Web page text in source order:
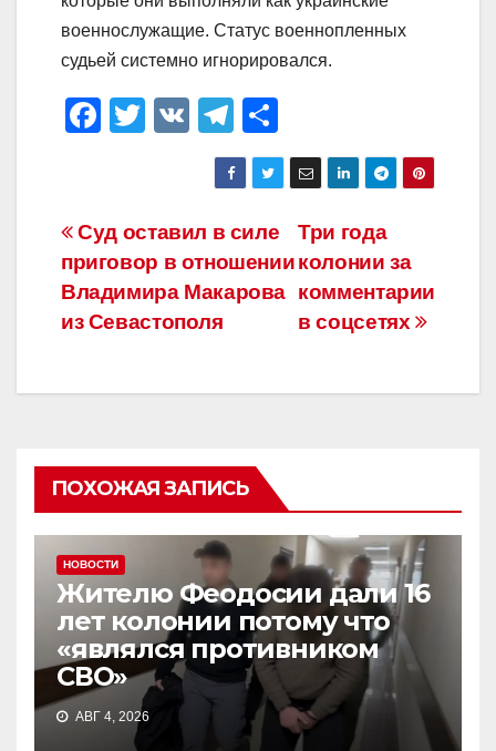
военнослужащие. Статус военнопленных
судьей системно игнорировался.
F
e
b
o
o
T
er
V
T
el
e
gr
a
m
тп
р
а
в
и
ть
Навигация
по
записям
Три года
колонии за
комментарии
в соцсетях
Суд оставил в силе
приговор в отношении
Владимира Макарова
из Севастополя
ПОХОЖАЯ ЗАПИСЬ
НОВОСТИ
Жителю Феодосии дали 16
лет колонии потому что
«являлся противником
СВО»
АВГ 4, 2026